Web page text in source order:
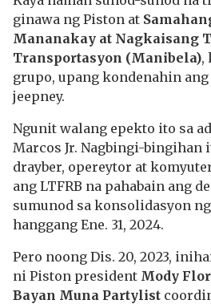
ginawa ng Piston at
Mananakay at Nagkaisang
Transportasyon (Manibela),
grupo, upang kondenahin
jeepney.
Ngunit walang epekto ito sa
Marcos Jr. Nagbingi-bingihan
drayber, opereytor at
ang LTFRB na pahabain ang
sumunod sa konsolidasyon
hanggang Ene. 31, 2024.
Pero noong Dis. 20, 2023,
ni Piston president Mody
Bayan Muna Partylist